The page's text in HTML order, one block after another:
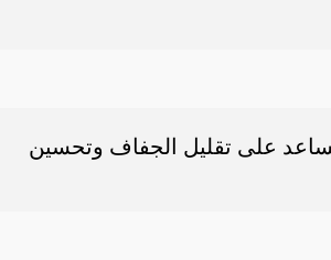
على تقليل الجفاف وتحسين